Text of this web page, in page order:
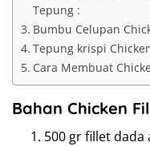
Tepung :
Bumbu Celupan
Tepung krispi
Cara Membuat
Bahan Chicken
500 gr fillet